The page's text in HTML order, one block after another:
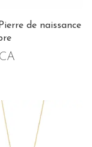
de naissance